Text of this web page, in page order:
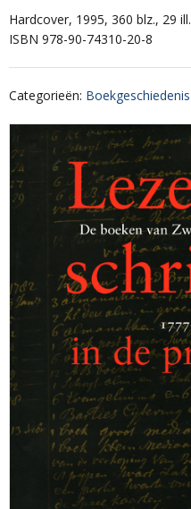
Hardcover, 1995, 360 blz., 29 ill.
ISBN 978-90-74310-20-8
Categorieën: Boekgeschiedenis